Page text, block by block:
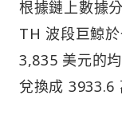
根據鏈上數據
TH 波段巨鯨
3,835 美元的
兌換成 3933.6